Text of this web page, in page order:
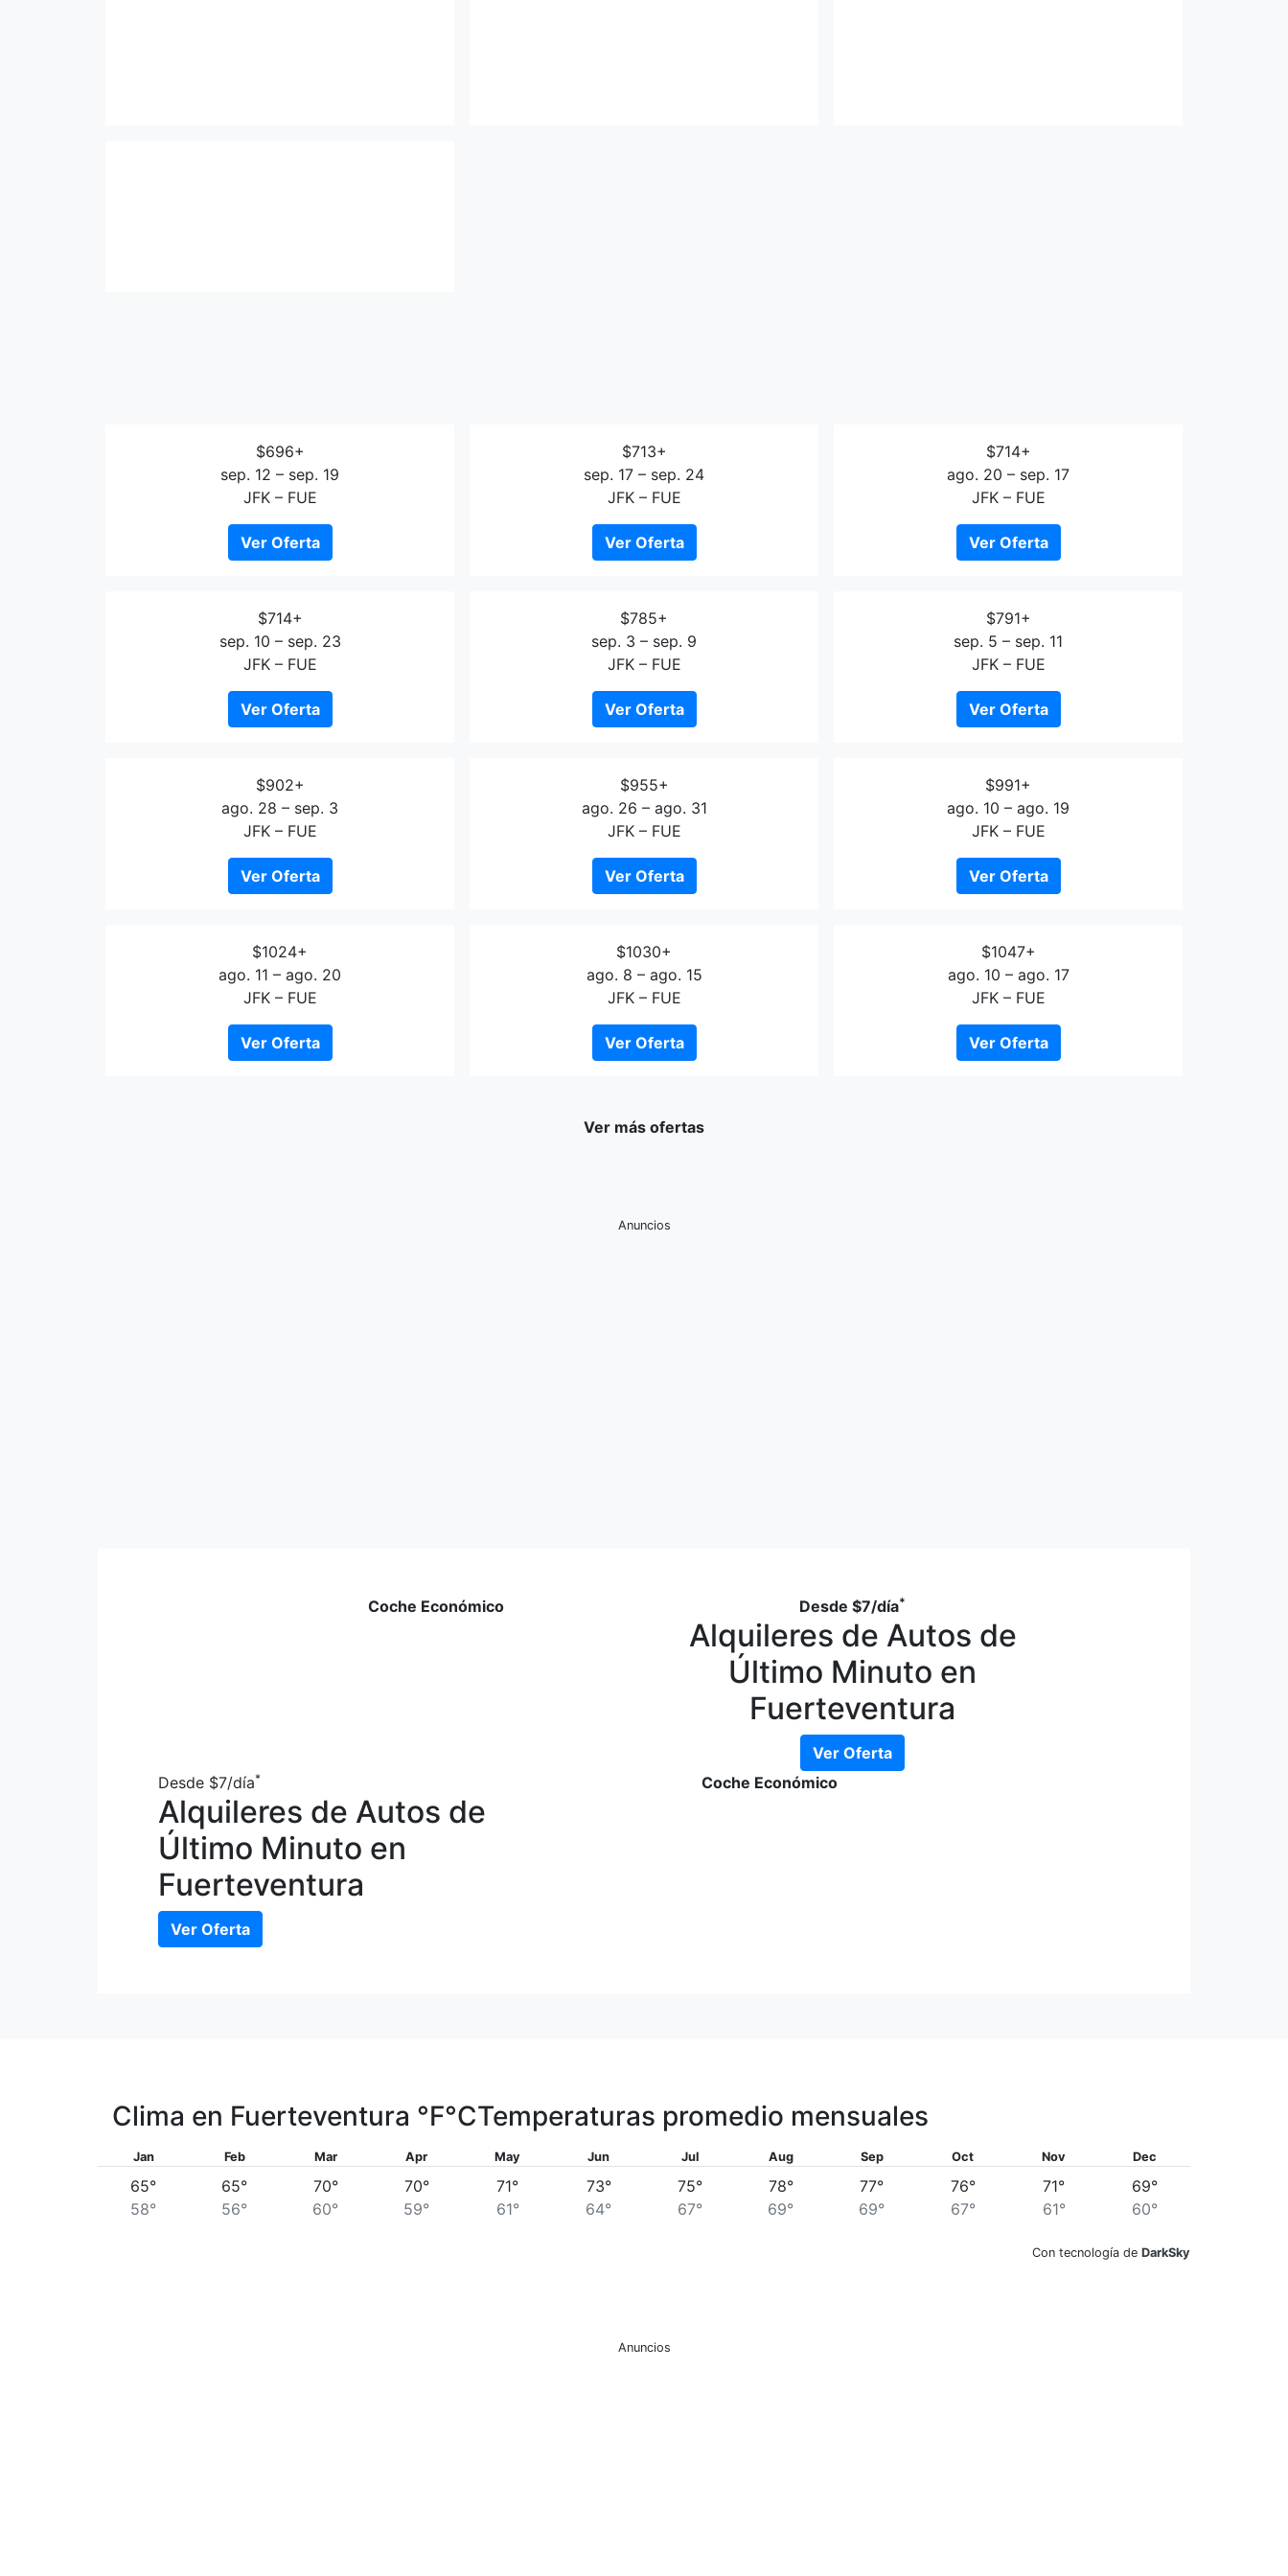
$696+
sep. 12 – sep. 19
JFK – FUE
Ver Oferta
$713+
sep. 17 – sep. 24
JFK – FUE
Ver Oferta
$714+
ago. 20 – sep. 17
JFK – FUE
Ver Oferta
$714+
sep. 10 – sep. 23
JFK – FUE
Ver Oferta
$785+
sep. 3 – sep. 9
JFK – FUE
Ver Oferta
$791+
sep. 5 – sep. 11
JFK – FUE
Ver Oferta
$902+
ago. 28 – sep. 3
JFK – FUE
Ver Oferta
$955+
ago. 26 – ago. 31
JFK – FUE
Ver Oferta
$991+
ago. 10 – ago. 19
JFK – FUE
Ver Oferta
$1024+
ago. 11 – ago. 20
JFK – FUE
Ver Oferta
$1030+
ago. 8 – ago. 15
JFK – FUE
Ver Oferta
$1047+
ago. 10 – ago. 17
JFK – FUE
Ver Oferta
Ver más ofertas
Anuncios
Coche Económico Desde $7/día*
Alquileres de Autos de
Último Minuto en
Fuerteventura
Ver Oferta
Desde $7/día*
Alquileres de Autos de
Último Minuto en
Fuerteventura
Ver Oferta
Coche Económico
Clima en Fuerteventura °F°CTemperaturas promedio mensuales
Jan
65°
58°
Feb
65°
56°
Mar
70°
60°
Apr
70°
59°
May
71°
61°
Jun
73°
64°
Jul
75°
67°
Aug
78°
69°
Sep
77°
69°
Oct
76°
67°
Nov
71°
61°
Dec
69°
60°
Con tecnología de DarkSky
Anuncios